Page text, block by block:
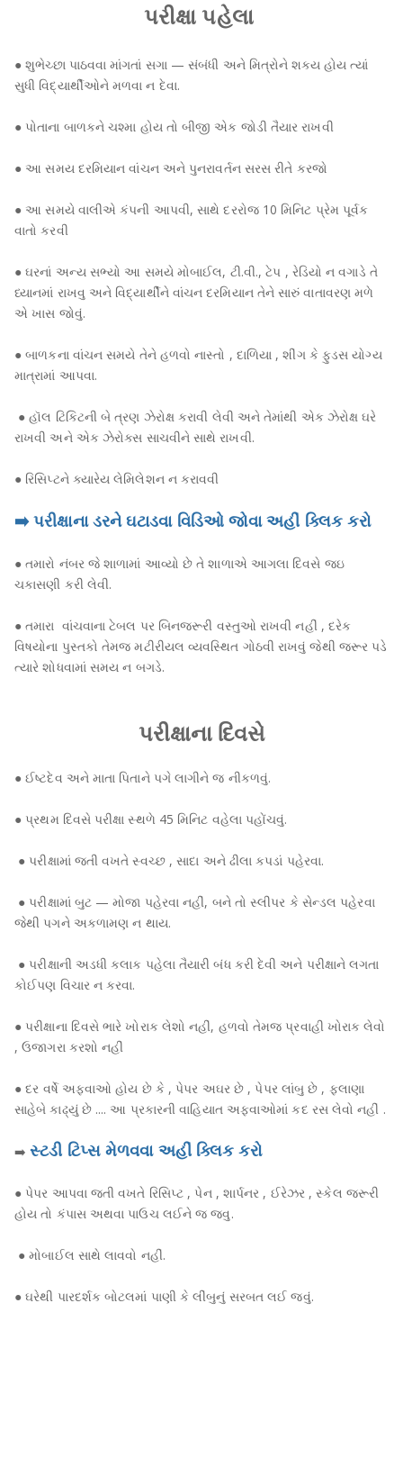
પરીક્ષા પહેલા
● શુભેચ્છા પાઠવવા માંગતાં સગા — સંબંધી અને મિત્રોને શક્ય હોય ત્યાં
સુધી વિદ્યાર્થીઓને મળવા ન દેવા.
● પોતાના બાળકને ચશ્મા હોય તો બીજી એક જોડી તૈયાર રાખવી
● આ સમય દરમિયાન વાંચન અને પુનરાવર્તન સરસ રીતે કરજો
● આ સમયે વાલીએ કંપની આપવી, સાથે દરરોજ 10 મિનિટ પ્રેમ પૂર્વક
વાતો કરવી
● ઘરનાં અન્ય સભ્યો આ સમયે મોબાઈલ, ટી.વી., ટેપ , રેડિયો ન વગાડે તે
ધ્યાનમાં રાખવુ અને વિદ્યાર્થીને વાંચન દરમિયાન તેને સારું વાતાવરણ મળે
એ ખાસ જોવું.
● બાળકના વાંચન સમયે તેને હળવો નાસ્તો , દાળિયા , શીંગ કે ફુડસ યોગ્ય
માત્રામાં આપવા.
● હૉલ ટિકિટની બે ત્રણ ઝેરોક્ષ કરાવી લેવી અને તેમાંથી એક ઝેરોક્ષ ઘરે
રાખવી અને એક ઝેરોક્સ સાચવીને સાથે રાખવી.
● રિસિપ્ટને ક્યારેય લેમિલેશન ન કરાવવી
➡️ પરીક્ષાના ડરને ઘટાડવા વિડિઓ જોવા અહીં ક્લિક કરો
● તમારો નંબર જે શાળામાં આવ્યો છે તે શાળાએ આગલા દિવસે જઇ
ચકાસણી કરી લેવી.
● તમારા વાંચવાના ટેબલ પર બિનજરૂરી વસ્તુઓ રાખવી નહીં , દરેક
વિષયોના પુસ્તકો તેમજ મટીરીયલ વ્યવસ્થિત ગોઠવી રાખવું જેથી જરૂર પડે
ત્યારે શોધવામાં સમય ન બગડે.
પરીક્ષાના દિવસે
● ઈષ્ટદેવ અને માતા પિતાને પગે લાગીને જ નીકળવું.
● પ્રથમ દિવસે પરીક્ષા સ્થળે 45 મિનિટ વહેલા પહોંચવું.
● પરીક્ષામાં જતી વખતે સ્વચ્છ , સાદા અને ઢીલા કપડાં પહેરવા.
● પરીક્ષામાં બુટ — મોજા પહેરવા નહીં, બને તો સ્લીપર કે સેન્ડલ પહેરવા
જેથી પગને અકળામણ ન થાય.
● પરીક્ષાની અડધી કલાક પહેલા તૈયારી બંધ કરી દેવી અને પરીક્ષાને લગતા
કોઈપણ વિચાર ન કરવા.
● પરીક્ષાના દિવસે ભારે ખોરાક લેશો નહીં, હળવો તેમજ પ્રવાહી ખોરાક લેવો
, ઉજાગરા કરશો નહીં
● દર વર્ષે અફવાઓ હોય છે કે , પેપર અઘર છે , પેપર લાંબુ છે , ફલાણા
સાહેબે કાઢ્યું છે .... આ પ્રકારની વાહિયાત અફવાઓમાં કદ રસ લેવો નહીં .
➡️સ્ટડી ટિપ્સ મેળવવા અહીં ક્લિક કરો
● પેપર આપવા જતી વખતે રિસિપ્ટ , પેન , શાર્પનર , ઈરેઝર , સ્કેલ જરૂરી
હોય તો કંપાસ અથવા પાઉચ લઈને જ જવુ.
● મોબાઈલ સાથે લાવવો નહીં.
● ઘરેથી પારદર્શક બોટલમાં પાણી કે લીંબુનું સરબત લઈ જવું.